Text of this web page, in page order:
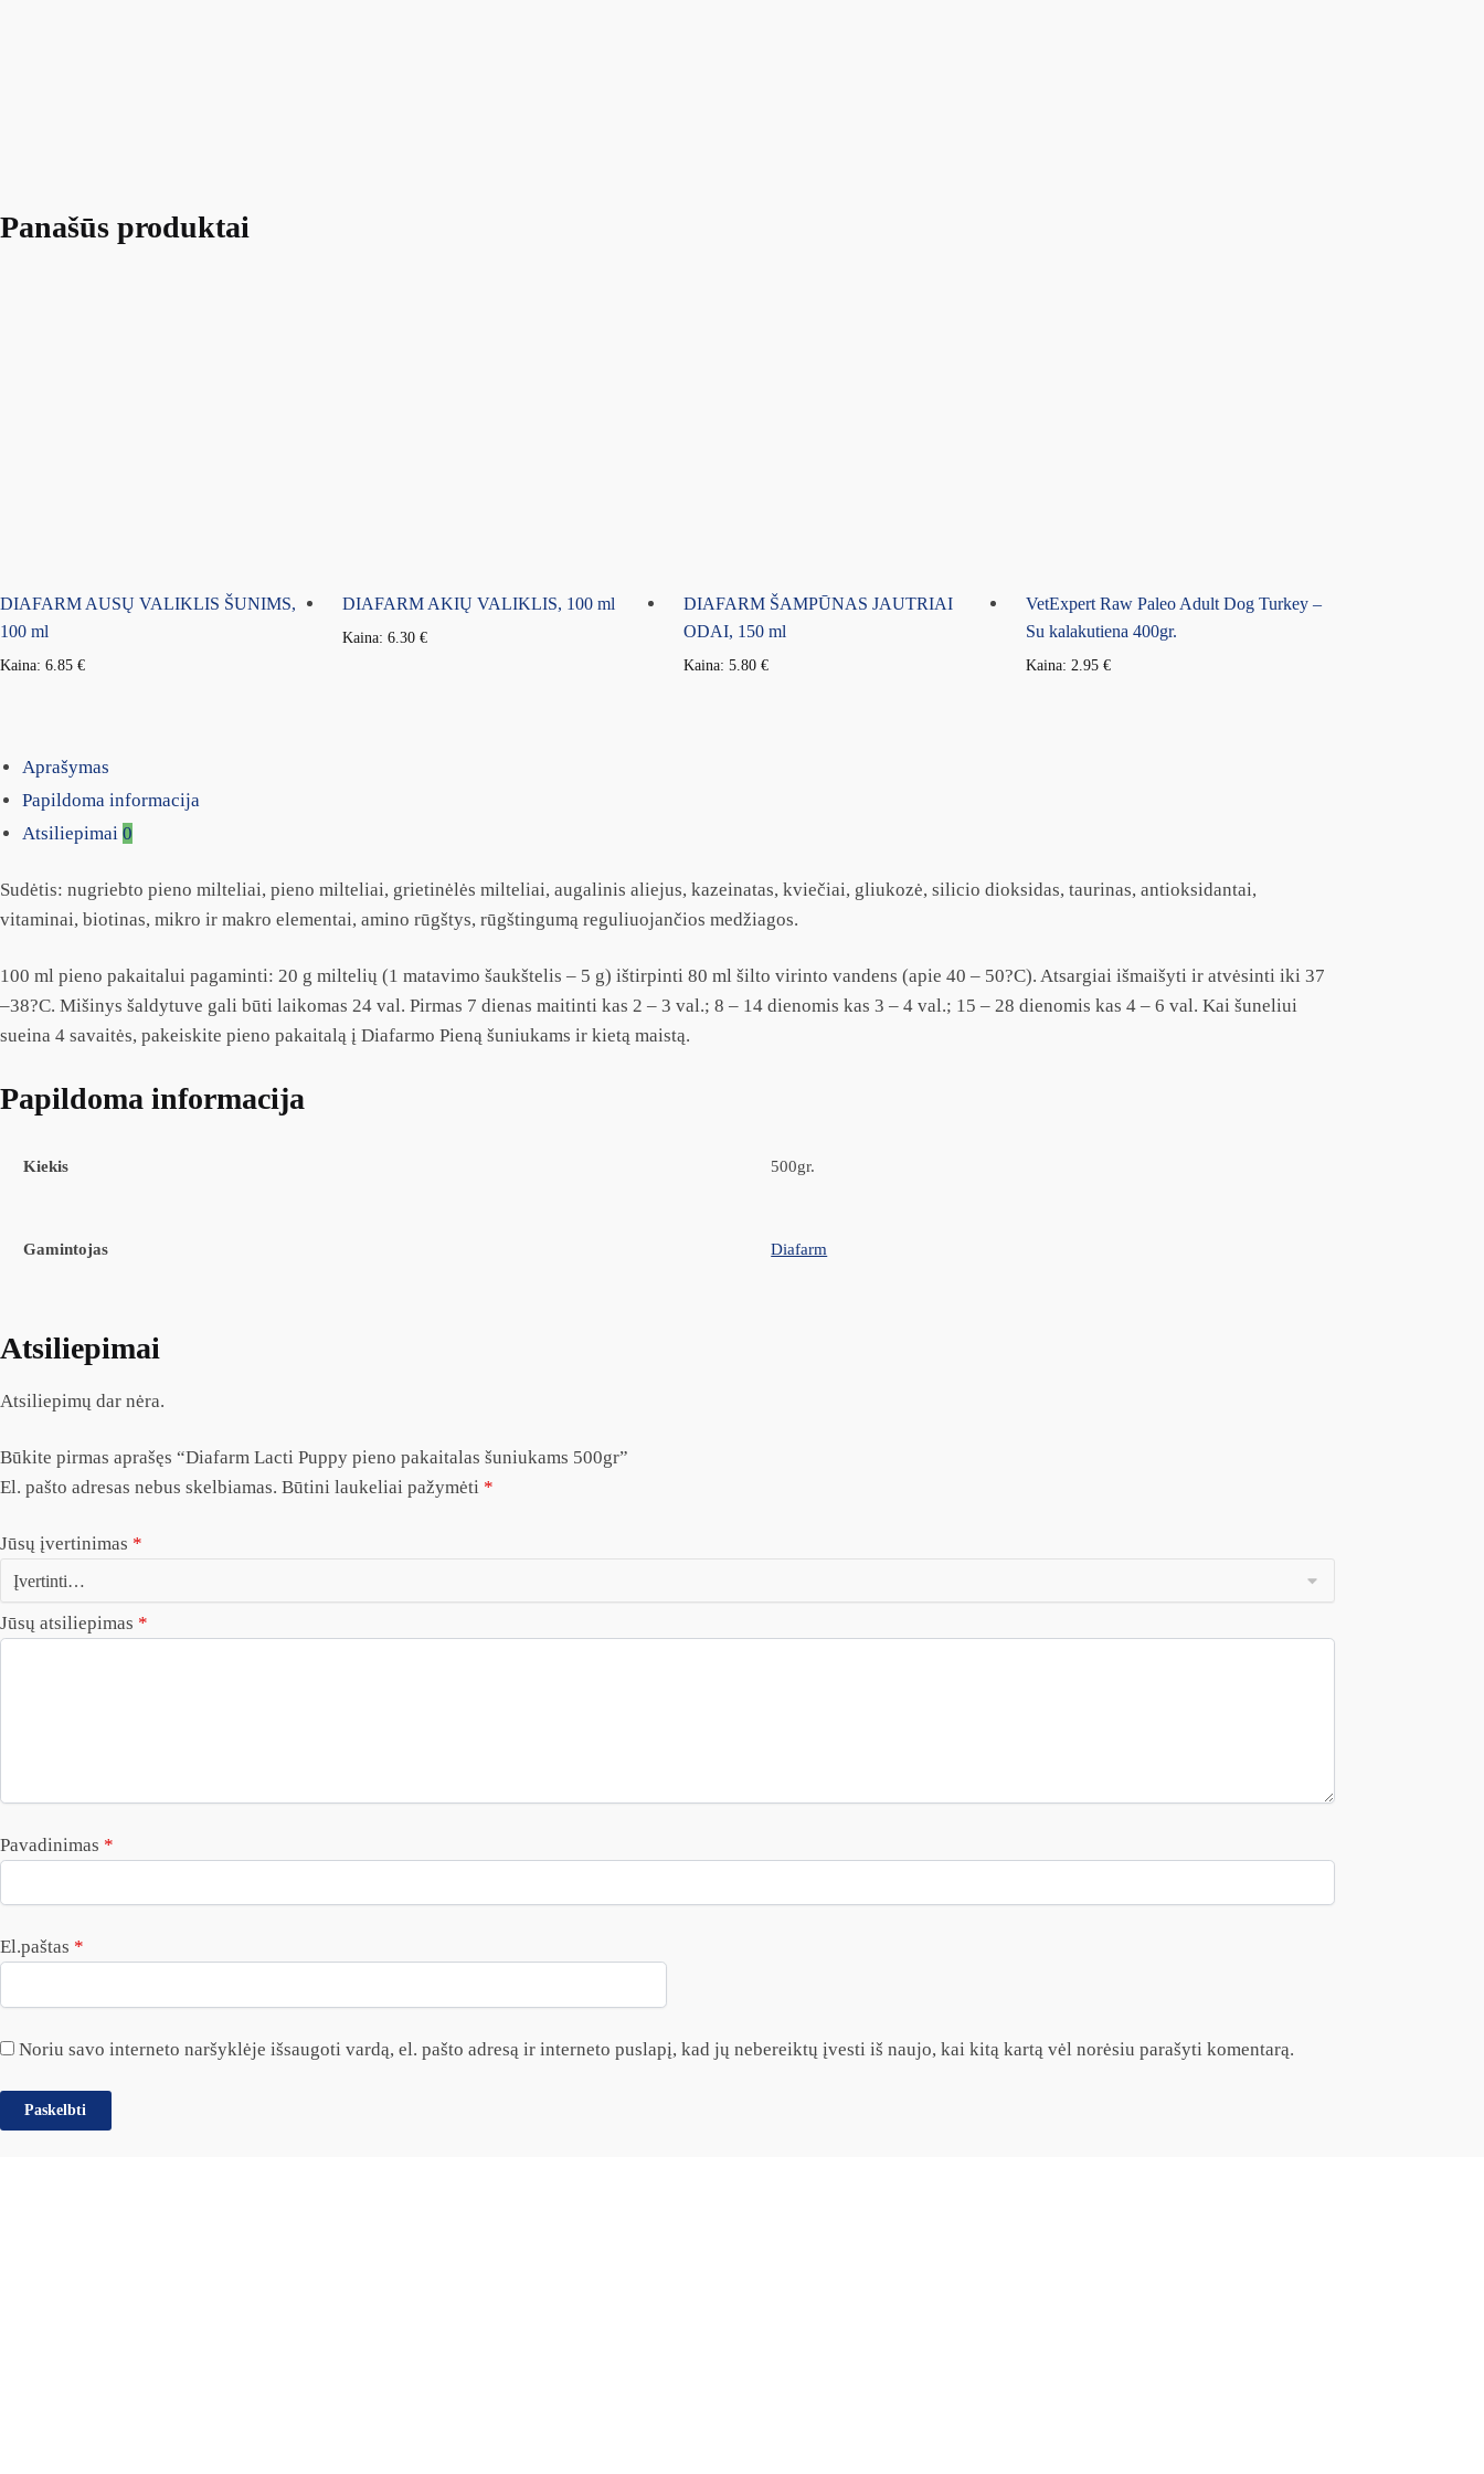
Panašūs produktai
DIAFARM AUSŲ VALIKLIS ŠUNIMS,
100 ml
Kaina: 6.85 €
DIAFARM AKIŲ VALIKLIS, 100 ml
Kaina: 6.30 €
DIAFARM ŠAMPŪNAS JAUTRIAI
ODAI, 150 ml
Kaina:5.80€
VetExpert Raw Paleo Adult Dog Turkey –
Su kalakutiena 400gr.
Kaina: 2.95€
Aprašymas
Papildoma informacija
Atsiliepimai 0
Sudėtis: nugriebto pieno milteliai, pieno milteliai, grietinėlės milteliai, augalinis aliejus, kazeinatas, kviečiai, gliukozė, silicio dioksidas, taurinas, antioksidantai,
vitaminai, biotinas, mikro ir makro elementai, amino rūgštys, rūgštingumą reguliuojančios medžiagos.
100 ml pieno pakaitalui pagaminti: 20 g miltelių (1 matavimo šaukštelis – 5 g) ištirpinti 80 ml šilto virinto vandens (apie 40 – 50?C). Atsargiai išmaišyti ir atvėsinti iki 37
–38?C. Mišinys šaldytuve gali būti laikomas 24 val. Pirmas 7 dienas maitinti kas 2 – 3 val.; 8 – 14 dienomis kas 3 – 4 val.; 15 – 28 dienomis kas 4 – 6 val. Kai šuneliui
sueina 4 savaitės, pakeiskite pieno pakaitalą į Diafarmo Pieną šuniukams ir kietą maistą.
Papildoma informacija
Kiekis 500gr.
Gamintojas Diafarm
Atsiliepimai
Atsiliepimų dar nėra.
Būkite pirmas aprašęs “Diafarm Lacti Puppy pieno pakaitalas šuniukams 500gr”
El. pašto adresas nebus skelbiamas. Būtini laukeliai pažymėti *
Jūsų įvertinimas *
Jūsų atsiliepimas *
Pavadinimas *
El.paštas *
Noriu savo interneto naršyklėje išsaugoti vardą, el. pašto adresą ir interneto puslapį, kad jų nebereiktų įvesti iš naujo, kai kitą kartą vėl norėsiu parašyti komentarą.